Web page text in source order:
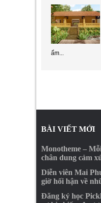
ẩm...
BÀI VIẾT MỚI
Monotheme –
chân dung cảm
Diễn viên Mai
giờ hối hận về
Đăng ký học